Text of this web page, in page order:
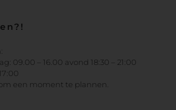
09.00 – 16.00 avond 18:30 – 21:00
een moment te plannen.